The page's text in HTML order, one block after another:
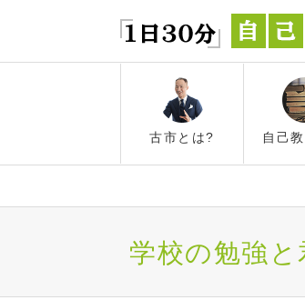
古市とは? 自己
学校の勉強